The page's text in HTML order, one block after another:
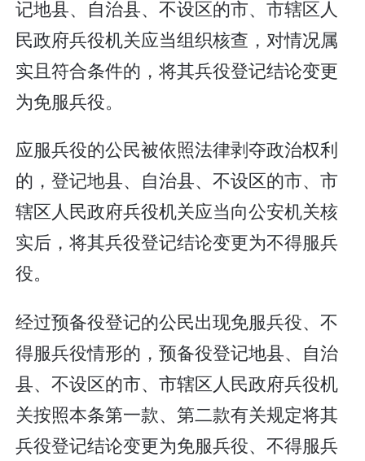
记地县、自治县、不设区的市、市辖区人
民政府兵役机关应当组织核查，对情况属
实且符合条件的，将其兵役登记结论变更
为免服兵役。
应服兵役的公民被依照法律剥夺政治权利
的，登记地县、自治县、不设区的市、市
辖区人民政府兵役机关应当向公安机关核
实后，将其兵役登记结论变更为不得服兵
役。
经过预备役登记的公民出现免服兵役、不
得服兵役情形的，预备役登记地县、自治
县、不设区的市、市辖区人民政府兵役机
关按照本条第一款、第二款有关规定将其
兵役登记结论变更为免服兵役、不得服兵